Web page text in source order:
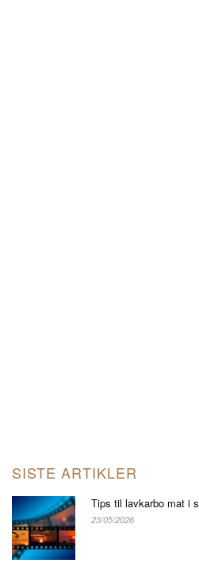
SISTE ARTIKLER
Tips til lavkarbo mat i
23/05/2026